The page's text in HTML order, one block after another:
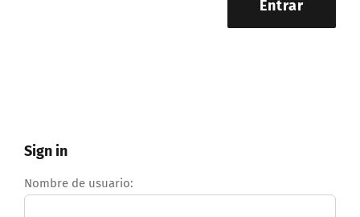
Entrar
Sign in
Nombre de usuario: